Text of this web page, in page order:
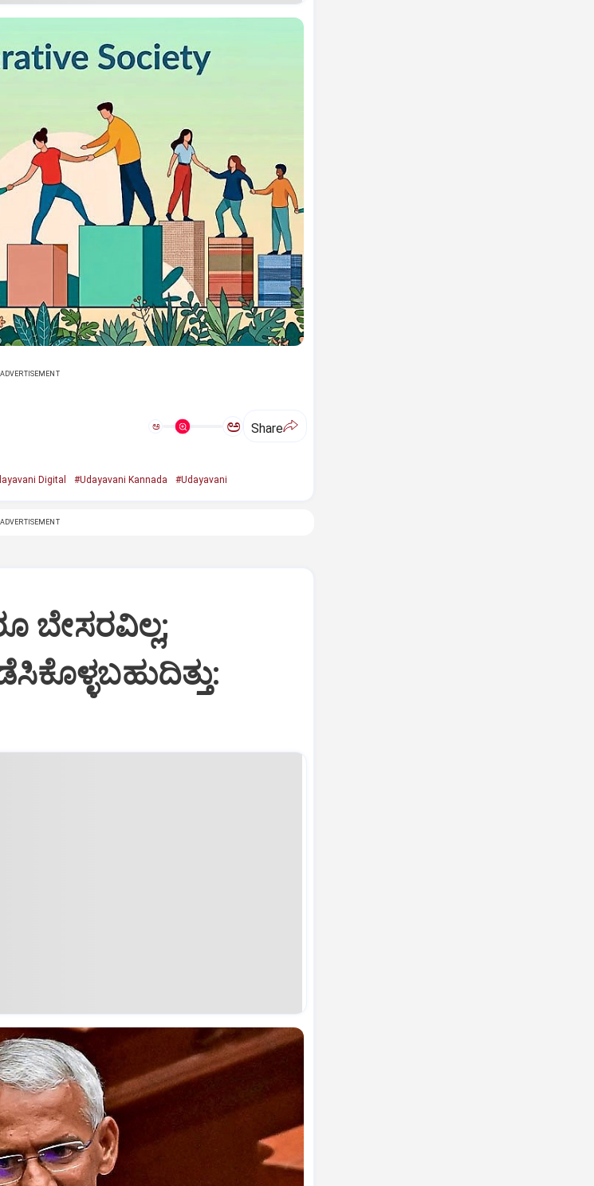
ADVERTISEMENT
ಅ ಅ Share
Digital #Udayavani Kannada #Udayavani
ADVERTISEMENT
ಬೇಸರವಿಲ್ಲ;